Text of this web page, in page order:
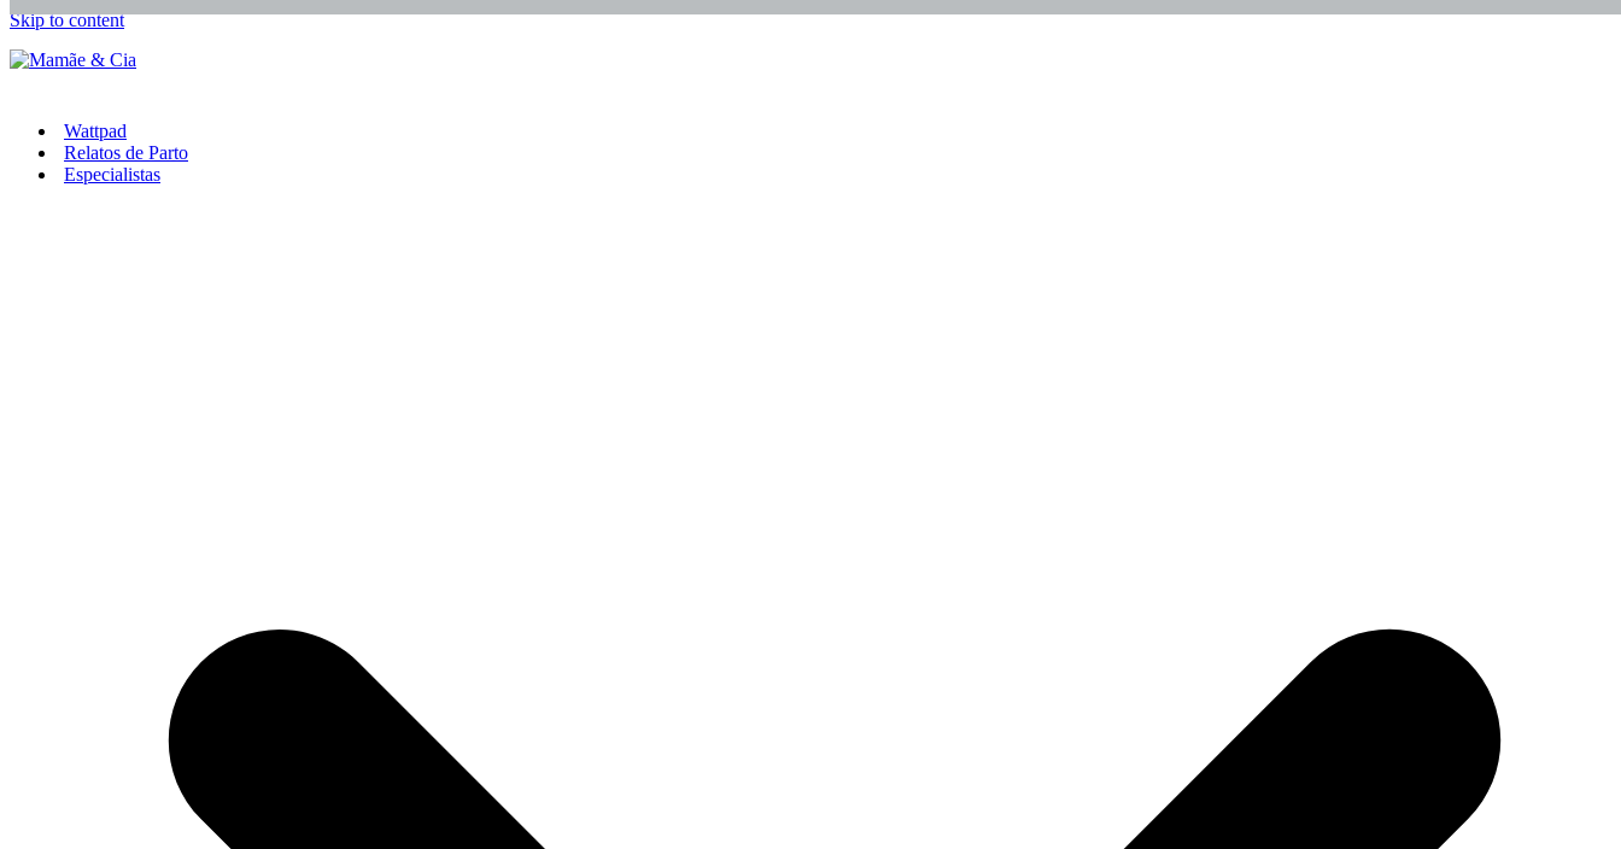
Skip to content
Wattpad
Relatos de Parto
Especialistas